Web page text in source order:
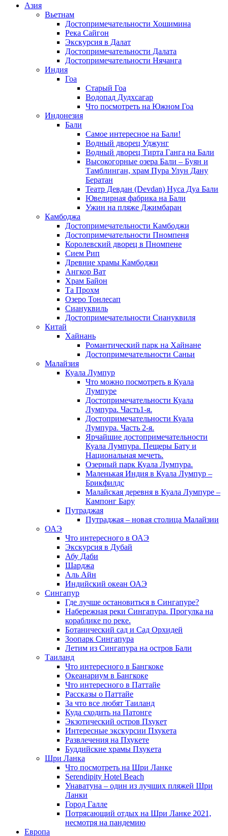
Азия
Вьетнам
Достопримечательности Хошимина
Река Сайгон
Экскурсия в Далат
Достопримечательности Далата
Достопримечательности Нячанга
Индия
Гоа
Старый Гоа
Водопад Дудхсагар
Что посмотреть на Южном Гоа
Индонезия
Бали
Самое интересное на Бали!
Водный дворец Уджунг
Водный дворец Тирта Ганга на Бали
Высокогорные озера Бали – Буян и
Тамблинган, храм Пура Улун Дану
Бератан
Театр Девдан (Devdan) Нуса Дуа Бали
Ювелирная фабрика на Бали
Ужин на пляже Джимбаран
Камбоджа
Достопримечательности Камбоджи
Достопримечательности Пномпеня
Королевский дворец в Пномпене
Сием Рип
Древние храмы Камбоджи
Ангкор Ват
Храм Байон
Та Прохм
Озеро Тонлесап
Сиануквиль
Достопримечательности Сиануквиля
Китай
Хайнань
Романтический парк на Хайнане
Достопримечательности Саньи
Малайзия
Куала Лумпур
Что можно посмотреть в Куала
Лумпуре
Достопримечательности Куала
Лумпура. Часть1-я.
Достопримечательности Куала
Лумпура. Часть 2-я.
Ярчайшие достопримечательности
Куала Лумпура. Пещеры Бату и
Национальная мечеть.
Озерный парк Куала Лумпура.
Маленькая Индия в Куала Лумпур –
Брикфилдс
Малайская деревня в Куала Лумпуре –
Кампонг Бару
Путраджая
Путраджая – новая столица Малайзии
ОАЭ
Что интересного в ОАЭ
Экскурсия в Дубай
Абу Даби
Шарджа
Аль Айн
Индийский океан ОАЭ
Сингапур
Где лучше остановиться в Сингапуре?
Набережная реки Сингапура. Прогулка на
кораблике по реке.
Ботанический сад и Сад Орхидей
Зоопарк Сингапура
Летим из Сингапура на остров Бали
Таиланд
Что интересного в Бангкоке
Океанариум в Бангкоке
Что интересного в Паттайе
Рассказы о Паттайе
За что все любят Таиланд
Куда сходить на Патонге
Экзотический остров Пхукет
Интересные экскурсии Пхукета
Развлечения на Пхукете
Буддийские храмы Пхукета
Шри Ланка
Что посмотреть на Шри Ланке
Serendipity Hotel Beach
Унаватуна – один из лучших пляжей Шри
Ланки
Город Галле
Потрясающий отдых на Шри Ланке 2021,
несмотря на пандемию
Европа